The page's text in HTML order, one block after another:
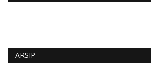
ARSIP